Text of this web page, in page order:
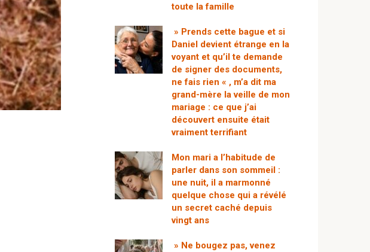
toute la famille
» Prends cette bague et si
Daniel devient étrange en la
voyant et qu’il te demande
de signer des documents,
ne fais rien « , m’a dit ma
grand-mère la veille de mon
mariage : ce que j’ai
découvert ensuite était
vraiment terrifiant
Mon mari a l’habitude de
parler dans son sommeil :
une nuit, il a marmonné
quelque chose qui a révélé
un secret caché depuis
vingt ans
» Ne bougez pas, venez